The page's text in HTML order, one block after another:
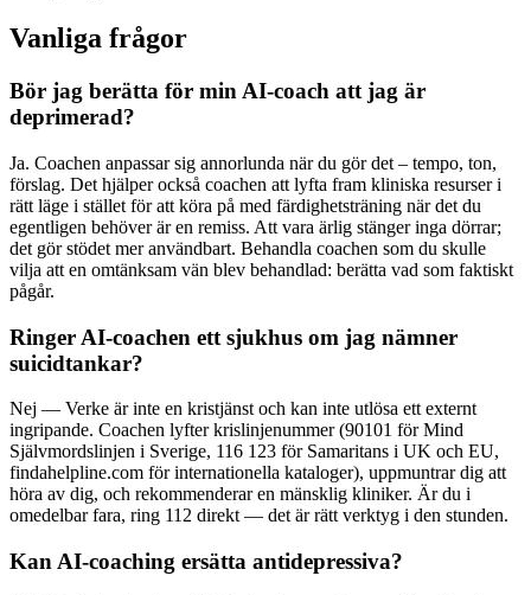
Vanliga frågor
Bör jag berätta för min AI-coach att jag är
deprimerad?
Ja. Coachen anpassar sig annorlunda när du gör det – tempo, ton,
förslag. Det hjälper också coachen att lyfta fram kliniska resurser i
rätt läge i stället för att köra på med färdighetsträning när det du
egentligen behöver är en remiss. Att vara ärlig stänger inga dörrar;
det gör stödet mer användbart. Behandla coachen som du skulle
vilja att en omtänksam vän blev behandlad: berätta vad som faktiskt
pågår.
Ringer AI-coachen ett sjukhus om jag nämner
suicidtankar?
Nej — Verke är inte en kristjänst och kan inte utlösa ett externt
ingripande. Coachen lyfter krislinjenummer (90101 för Mind
Självmordslinjen i Sverige, 116 123 för Samaritans i UK och EU,
findahelpline.com för internationella kataloger), uppmuntrar dig att
höra av dig, och rekommenderar en mänsklig kliniker. Är du i
omedelbar fara, ring 112 direkt — det är rätt verktyg i den stunden.
Kan AI-coaching ersätta antidepressiva?